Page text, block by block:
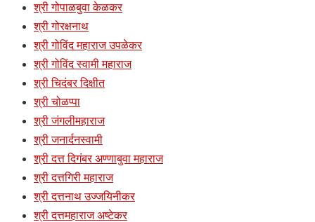
श्री गोपाळबुवा केळकर
श्री गोरक्षनाथ
श्री गोविंद महाराज उपळेकर
श्री गोविंद स्वामी महाराज
श्री चिदंबर दिक्षीत
श्री चोळप्पा
श्री जंगलीमहाराज
श्री जनार्दनस्वामी
श्री दत्त दिगंबर अण्णाबुवा महाराज
श्री दत्तगिरी महाराज
श्री दत्तनाथ उज्जयिनीकर
श्री दत्तमहाराज अष्टेकर